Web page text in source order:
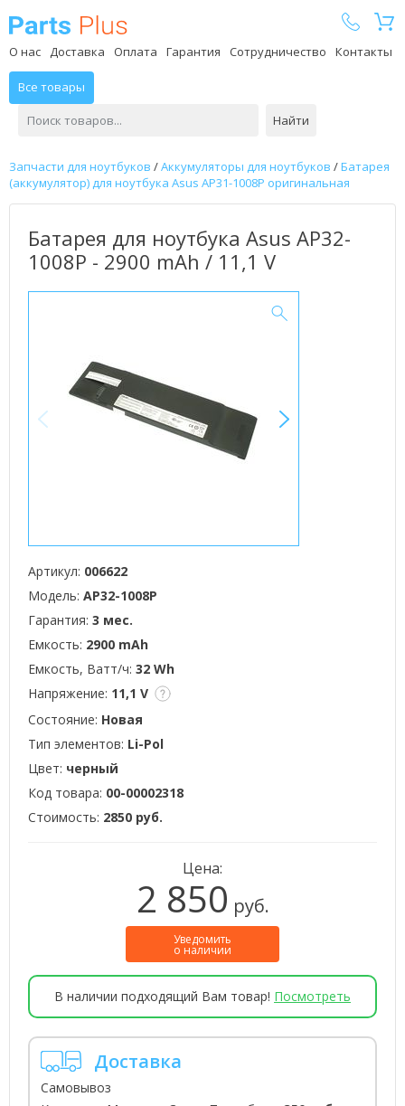
О нас Доставка Оплата Гарантия Сотрудничество Контакты
Все товары
Найти
Запчасти для ноутбуков /Аккумуляторы для ноутбуков /Батарея
(аккумулятор) для ноутбука Asus AP31-1008P оригинальная
Батарея для ноутбука Asus AP32-
1008P - 2900 mAh / 11,1 V
Артикул: 006622
Модель: AP32-1008P
Гарантия: 3 мес.
Емкость: 2900 mAh
Емкость, Ватт/ч: 32 Wh
Напряжение: 11,1 V
Состояние: Новая
Тип элементов: Li-Pol
Цвет: черный
Код товара: 00-00002318
Стоимость: 2850 руб.
Цена:
2 850 руб.
Уведомить
о наличии
В наличии подходящий Вам товар! Посмотреть
Доставка
Самовывоз